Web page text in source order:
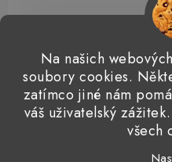
Na našich
soubory cookies.
zatímco jiné nám
váš uživatelský
všech
Přijímáme online platby
Detailingclub Dodo Juice